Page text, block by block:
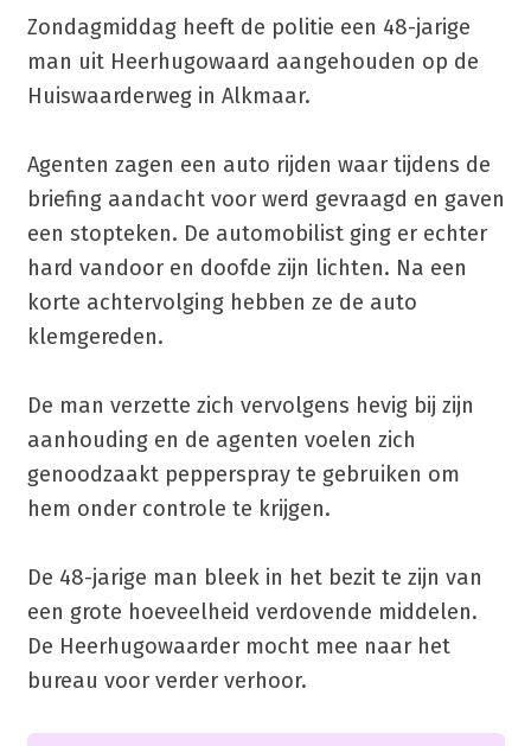
Zondagmiddag heeft de politie een 48-jarige
man uit Heerhugowaard aangehouden op de
Huiswaarderweg in Alkmaar.
Agenten zagen een auto rijden waar tijdens de
briefing aandacht voor werd gevraagd en gaven
een stopteken. De automobilist ging er echter
hard vandoor en doofde zijn lichten. Na een
korte achtervolging hebben ze de auto
klemgereden.
De man verzette zich vervolgens hevig bij zijn
aanhouding en de agenten voelen zich
genoodzaakt pepperspray te gebruiken om
hem onder controle te krijgen.
De 48-jarige man bleek in het bezit te zijn van
een grote hoeveelheid verdovende middelen.
De Heerhugowaarder mocht mee naar het
bureau voor verder verhoor.